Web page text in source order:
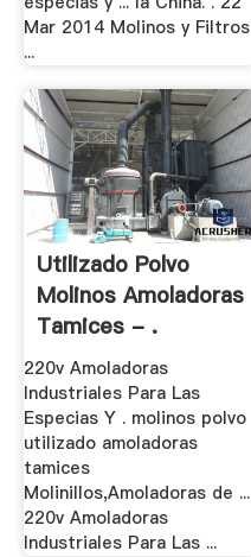
Mar 2014 Molinos y Filtros
...
Utilizado Polvo
Molinos Amoladoras
Tamices - .
220v Amoladoras
Industriales Para Las
Especias Y . molinos polvo
utilizado amoladoras
tamices
Molinillos,Amoladoras de ...
220v Amoladoras
Industriales Para Las ...